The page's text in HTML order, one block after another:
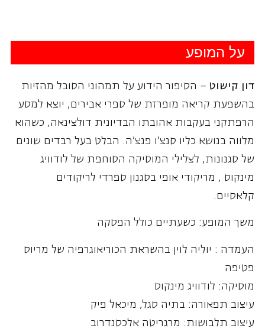
על המופע
דון קישוט– הסיפור הידוע על תמהוני הסובל מהזיות
בהשפעת קריאה מופרזת של ספרי אבירים, יוצא למסע
הרפתקני בעקבות אהובתו הבדיונית דולצינאה, כשהוא
מלווה בנושא כליו סנצ'ו פנצ'ה. הבלט בעל רבדים שונים
של סגנונות, לצלילי המוסיקה הסוחפת של לודוויג
מינקוס , מריקודי אופי בסגנון ספרדי לריקודים
קלאסיים.
משך המופע: כשעתיים כולל הפסקה
העמדה : יוליה לוין בהשראת הכוריאוגרפיה של מריוס
פטיפה
מוסיקה: לודוויג מינקוס
עיצוב תפאורה: בתיה סגל, מיכאל פיק
עיצוב תלבושות: מרגריטה אלכסנדרוב